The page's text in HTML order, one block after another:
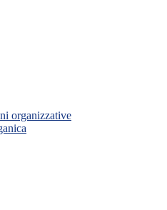
organizzative